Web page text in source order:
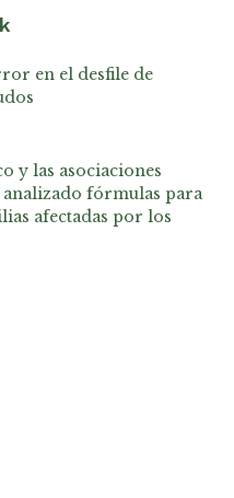
en el desfile de
y las asociaciones
analizado fórmulas para
afectadas por los